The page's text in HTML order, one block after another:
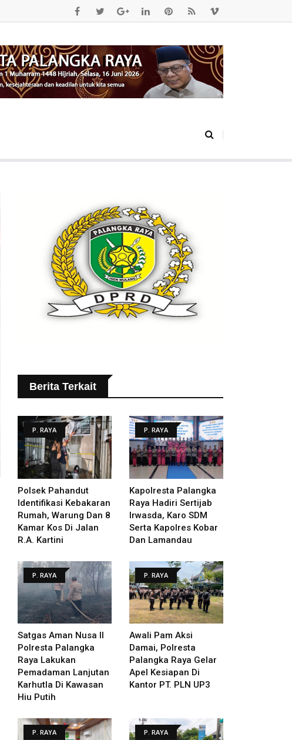
Berita Terkait
P. RAYA
Polsek Pahandut
Identifikasi Kebakaran
Rumah, Warung Dan 8
Kamar Kos Di Jalan
R.A. Kartini
P. RAYA
Kapolresta Palangka
Raya Hadiri Sertijab
Irwasda, Karo SDM
Serta Kapolres Kobar
Dan Lamandau
P. RAYA
Satgas Aman Nusa II
Polresta Palangka
Raya Lakukan
Pemadaman Lanjutan
Karhutla Di Kawasan
Hiu Putih
P. RAYA
Awali Pam Aksi
Damai, Polresta
Palangka Raya Gelar
Apel Kesiapan Di
Kantor PT. PLN UP3
P. RAYA P. RAYA